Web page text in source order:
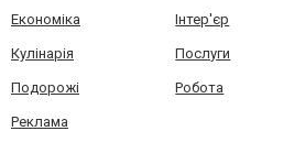
Економіка Інтер'єр
Кулінарія Послуги
Подорожі Робота
Реклама